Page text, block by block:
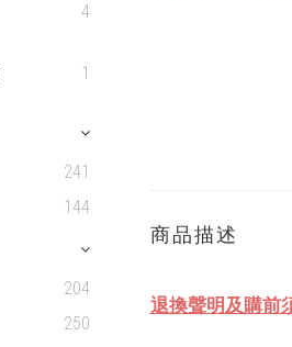
4
1
241
144
204
250
商品描述
退換聲明及購前